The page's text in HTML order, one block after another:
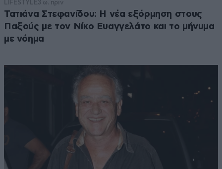
LIFESTYLE3 ω. πριν
Τατιάνα Στεφανίδου: Η νέα εξόρμηση στους
Παξούς με τον Νίκο Ευαγγελάτο και το μήνυμα
με νόημα